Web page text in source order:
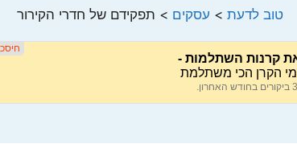
טוב לדעת > עסקים > תפקידם של חדרי הקירור